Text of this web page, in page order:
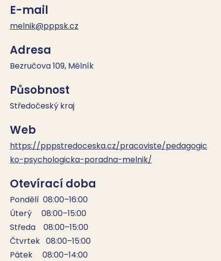
E-mail
melnik@pppsk.cz
Adresa
Bezručova 109, Mělník
Působnost
Středočeský kraj
Web
https://pppstredoceska.cz/pracoviste/pedagogic
ko-psychologicka-poradna-melnik/
Otevírací doba
Pondělí  08:00–16:00
Úterý     08:00–15:00
Středa    08:00–15:00
Čtvrtek   08:00–15:00
Pátek     08:00–14:00